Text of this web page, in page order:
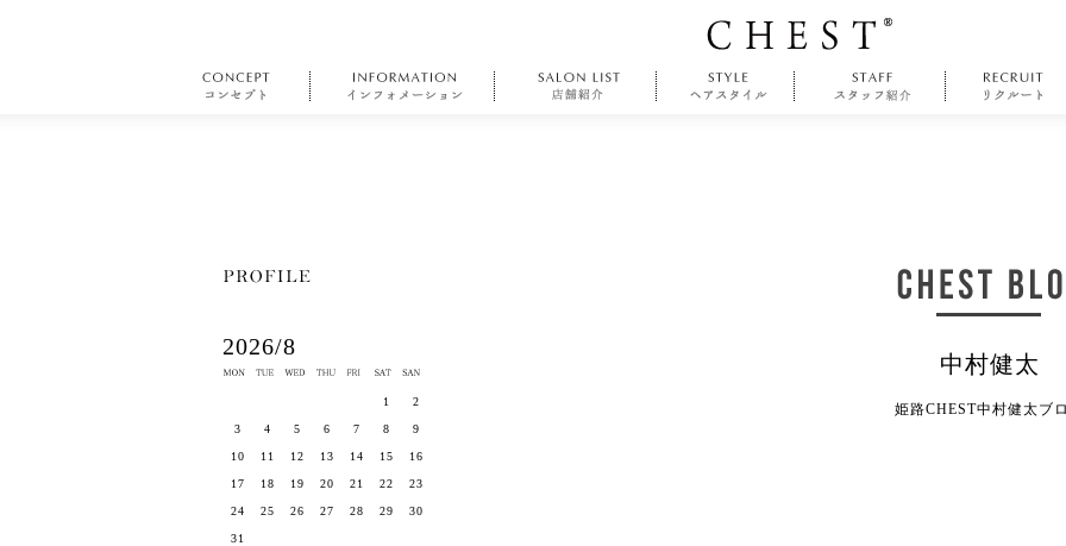
中村健太
姫路CHEST中村健太ブ
2026/8
1 2
3 4 5 6 7 8 9
10 11 12 13 14 15 16
17 18 19 20 21 22 23
24 25 26 27 28 29 30
31